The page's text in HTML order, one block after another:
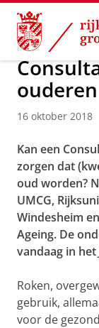
Skip
Content
Skip
Navigation
Over ons
16 oktober 2018
Kan een
zorgen dat
oud worden?
UMCG,
Windesheim
Ageing. De
vandaag in het
Roken,
gebruik,
voor de